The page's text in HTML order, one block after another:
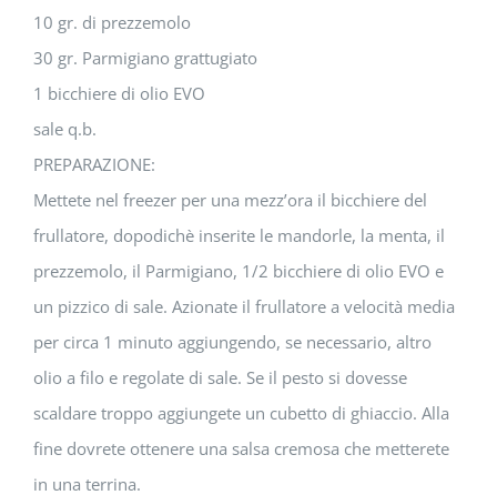
10 gr. di prezzemolo
30 gr. Parmigiano grattugiato
1 bicchiere di olio EVO
sale q.b.
PREPARAZIONE:
Mettete nel freezer per una mezz’ora il bicchiere del
frullatore, dopodichè inserite le mandorle, la menta, il
prezzemolo, il Parmigiano, 1/2 bicchiere di olio EVO e
un pizzico di sale. Azionate il frullatore a velocità media
per circa 1 minuto aggiungendo, se necessario, altro
olio a filo e regolate di sale. Se il pesto si dovesse
scaldare troppo aggiungete un cubetto di ghiaccio. Alla
fine dovrete ottenere una salsa cremosa che metterete
in una terrina.